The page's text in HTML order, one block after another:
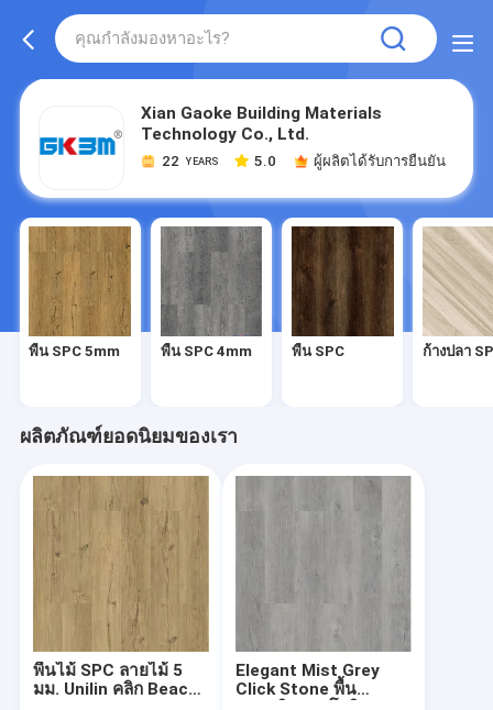
Xian Gaoke Building Materials
Technology Co., Ltd.
22 YEARS 5.0 ผู้ผลิตได้รับการยืนยัน
พื้น SPC 5mm พื้น SPC 4mm พื้น SPC ก้างปลา
ผลิตภัณฑ์ยอดนิยมของเรา
พื้นไม้ SPC ลายไม้ 5
มม. Unilin คลิก Beach
Elegant Mist Grey
Click Stone พื้น